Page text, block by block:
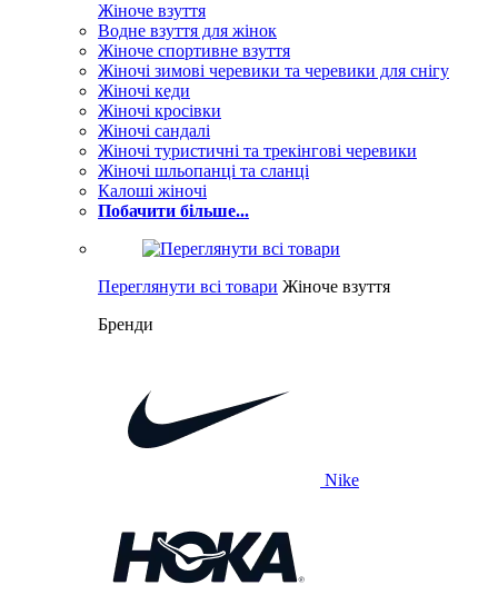
Жіноче взуття
Водне взуття для жінок
Жіноче спортивне взуття
Жіночі зимові черевики та черевики для снігу
Жіночі кеди
Жіночі кросівки
Жіночі сандалі
Жіночі туристичні та трекінгові черевики
Жіночі шльопанці та сланці
Калоші жіночі
Побачити більше...
Переглянути всі товари Жіноче взуття
Бренди
Nike